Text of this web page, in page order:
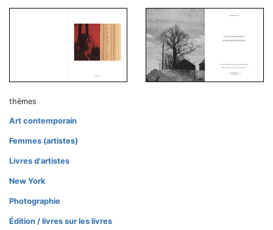
thèmes
Art contemporain
Femmes (artistes)
Livres d'artistes
New York
Photographie
Édition / livres sur les livres